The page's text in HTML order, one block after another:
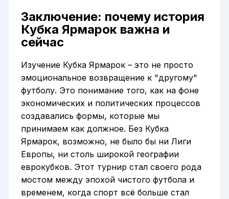
Заключение: почему история
Кубка Ярмарок важна и
сейчас
Изучение Кубка Ярмарок – это не просто
эмоциональное возвращение к "другому"
футболу. Это понимание того, как на фоне
экономических и политических процессов
создавались формы, которые мы
принимаем как должное. Без Кубка
Ярмарок, возможно, не было бы ни Лиги
Европы, ни столь широкой географии
еврокубков. Этот турнир стал своего рода
мостом между эпохой чистого футбола и
временем, когда спорт всё больше стал